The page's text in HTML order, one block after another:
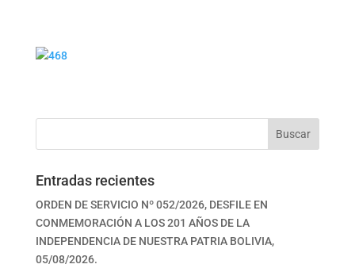
Buscar
Entradas recientes
ORDEN DE SERVICIO Nº 052/2026, DESFILE EN
CONMEMORACIÓN A LOS 201 AÑOS DE LA
INDEPENDENCIA DE NUESTRA PATRIA BOLIVIA,
05/08/2026.